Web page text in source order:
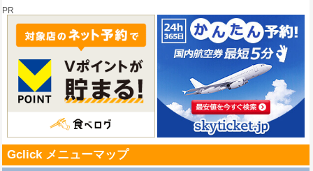
PR
Gclick メニューマップ